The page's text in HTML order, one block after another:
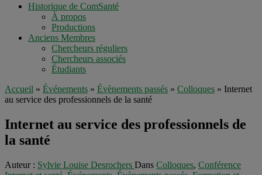
Historique de ComSanté
À propos
Productions
Anciens Membres
Chercheurs réguliers
Chercheurs associés
Étudiants
Accueil » Événements » Évènements passés » Colloques » Internet
au service des professionnels de la santé
Internet au service des professionnels de
la santé
Auteur : Sylvie Louise Desrochers Dans Colloques, Conférence